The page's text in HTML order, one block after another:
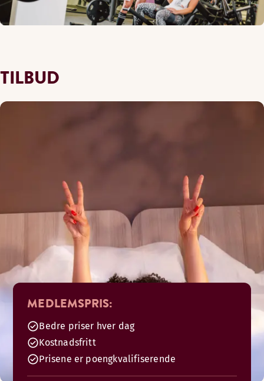
TILBUD
MEDLEMSPRIS:
Bedre priser hver dag
Kostnadsfritt
Prisene er poengkvalifiserende